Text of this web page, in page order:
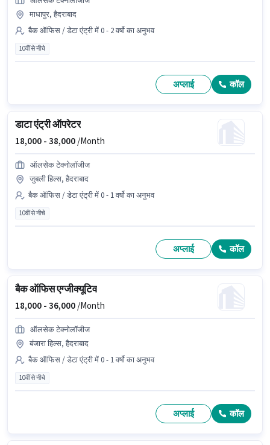
माधापुर, हैदराबाद
बैक ऑफिस / डेटा एंट्री में 0 - 2 वर्षो का अनुभव
10वीं से नीचे
अप्लाई कॉल
डाटा एंट्री ऑपरेटर
18,000 -38,000/Month
ऑलसेक टेक्नोलॉजीज
जुबली हिल्स, हैदराबाद
बैक ऑफिस / डेटा एंट्री में 0 - 1 वर्षो का अनुभव
10वीं से नीचे
अप्लाई कॉल
बैक ऑफिस एग्जीक्यूटिव
18,000 -36,000/Month
ऑलसेक टेक्नोलॉजीज
बंजारा हिल्स, हैदराबाद
बैक ऑफिस / डेटा एंट्री में 0 - 1 वर्षो का अनुभव
10वीं से नीचे
अप्लाई कॉल